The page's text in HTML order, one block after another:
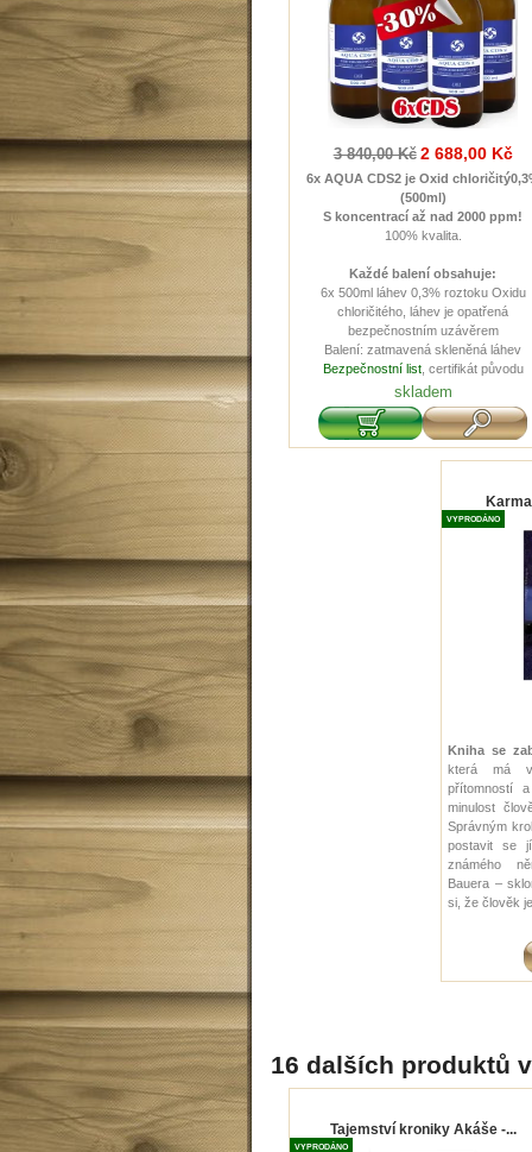
3 840,00 Kč 2 688,00 Kč
6x AQUA CDS2 je Oxid chloričitý
(500ml)
S koncentrací až nad 2000 ppm!
100% kvalita.
Každé balení obsahuje:
6x 500ml láhev 0,3% roztoku Oxidu
chloričitého, láhev je opatřená
bezpečnostním uzávěrem
Balení: zatmavená skleněná láhev
Bezpečnostní list, certifikát původu
skladem
VYPRODÁNO
Kniha se
která má
přítomností
minulost
Správným
postavit se
známého
Bauera –
si, že člověk
16 dalších produktů
Tajemství kroniky Akáše -...
VYPRODÁNO